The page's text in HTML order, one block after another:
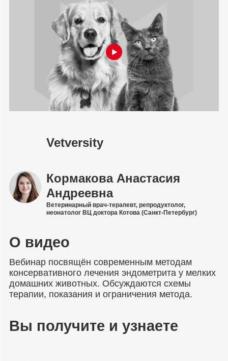
Vetversity
Кормакова Анастасия
Андреевна
Ветеринарный врач-терапевт, репродуктолог,
неонатолог ВЦ доктора Котова (Санкт-Петербург)
О видео
Вебинар посвящён современным методам
консервативного лечения эндометрита у мелких
домашних животных. Обсуждаются схемы
терапии, показания и ограничения метода.
Вы получите и узнаете